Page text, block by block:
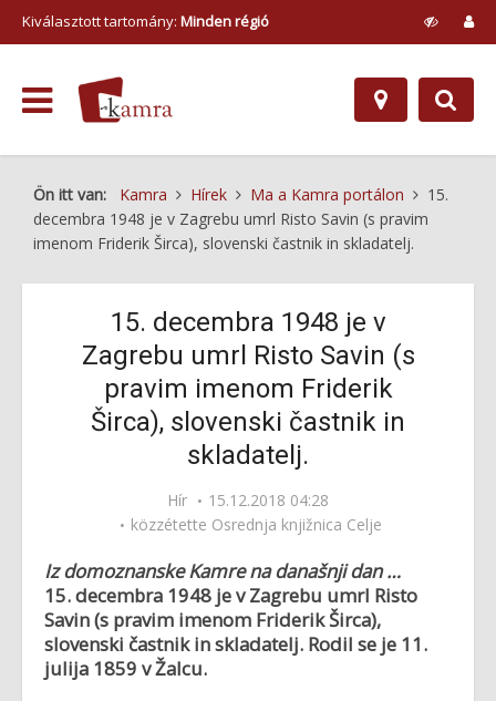
Kiválasztott tartomány: Minden régió
Ön itt van: Kamra Hírek Ma a Kamra portálon
15.
decembra 1948 je v Zagrebu umrl Risto Savin (s pravim
imenom Friderik Širca), slovenski častnik in skladatelj.
15. decembra 1948 je v
Zagrebu umrl Risto Savin (s
pravim imenom Friderik
Širca), slovenski častnik in
skladatelj.
Hír
15.12.2018 04:28
közzétette Osrednja knjižnica Celje
Iz domoznanske Kamre na današnji dan …
15. decembra 1948 je v Zagrebu umrl Risto
Savin (s pravim imenom Friderik Širca),
slovenski častnik in skladatelj. Rodil se je 11.
julija 1859 v Žalcu.